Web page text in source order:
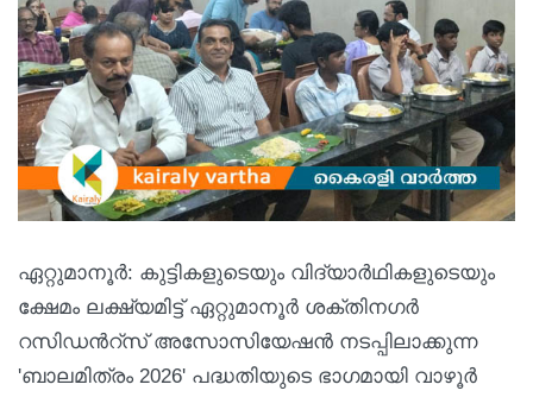
ഏറ്റുമാനൂർ: കുട്ടികളുടെയും വിദ്യാർഥികളുടെയും
ക്ഷേമം ലക്ഷ്യമിട്ട് ഏറ്റുമാനൂർ ശക്തിനഗർ
റസിഡന്‍റ്സ് അസോസിയേഷൻ നടപ്പിലാക്കുന്ന
'ബാലമിത്രം 2026' പദ്ധതിയുടെ ഭാഗമായി വാഴൂർ